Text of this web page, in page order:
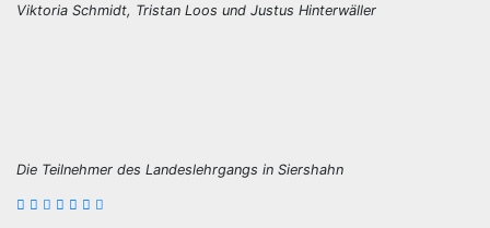
Viktoria Schmidt, Tristan Loos und Justus Hinterwäller
Die Teilnehmer des Landeslehrgangs in Siershahn